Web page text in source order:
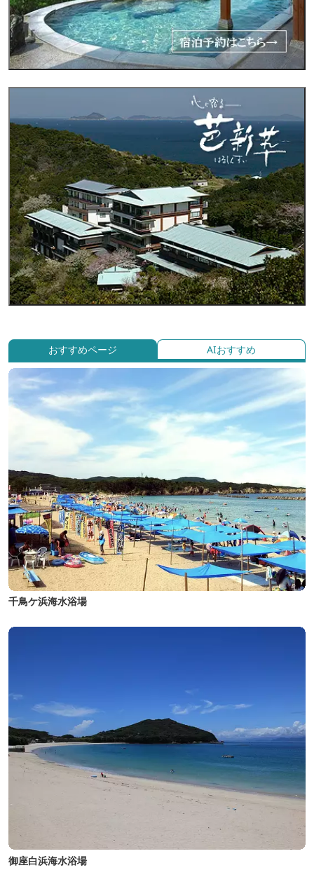
おすすめページ AIおすすめ
千鳥ケ浜海水浴場
御座白浜海水浴場